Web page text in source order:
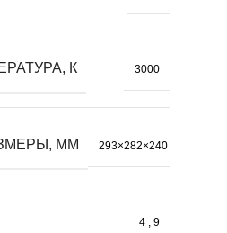
К 3000
ММ 293×282×240
4 , 9